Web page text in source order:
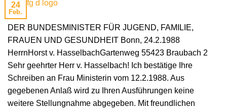
24
Feb.
DER BUNDESMINISTER FÜR JUGEND, FAMILIE,
FRAUEN UND GESUNDHEIT Bonn, 24.2.1988
HerrnHorst v. HasselbachGartenweg 55423 Braubach 2
Sehr geehrter Herr v. Hasselbach! Ich bestätige Ihre
Schreiben an Frau Ministerin vom 12.2.1988. Aus
gegebenen Anlaß wird zu Ihren Ausführungen keine
weitere Stellungnahme abgegeben. Mit freundlichen